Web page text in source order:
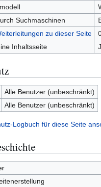
Suchmaschinen
zu dieser Seite
Inhaltsseite
Alle Benutzer (unbeschränkt)
Alle Benutzer (unbeschränkt)
Logbuch für diese Seite